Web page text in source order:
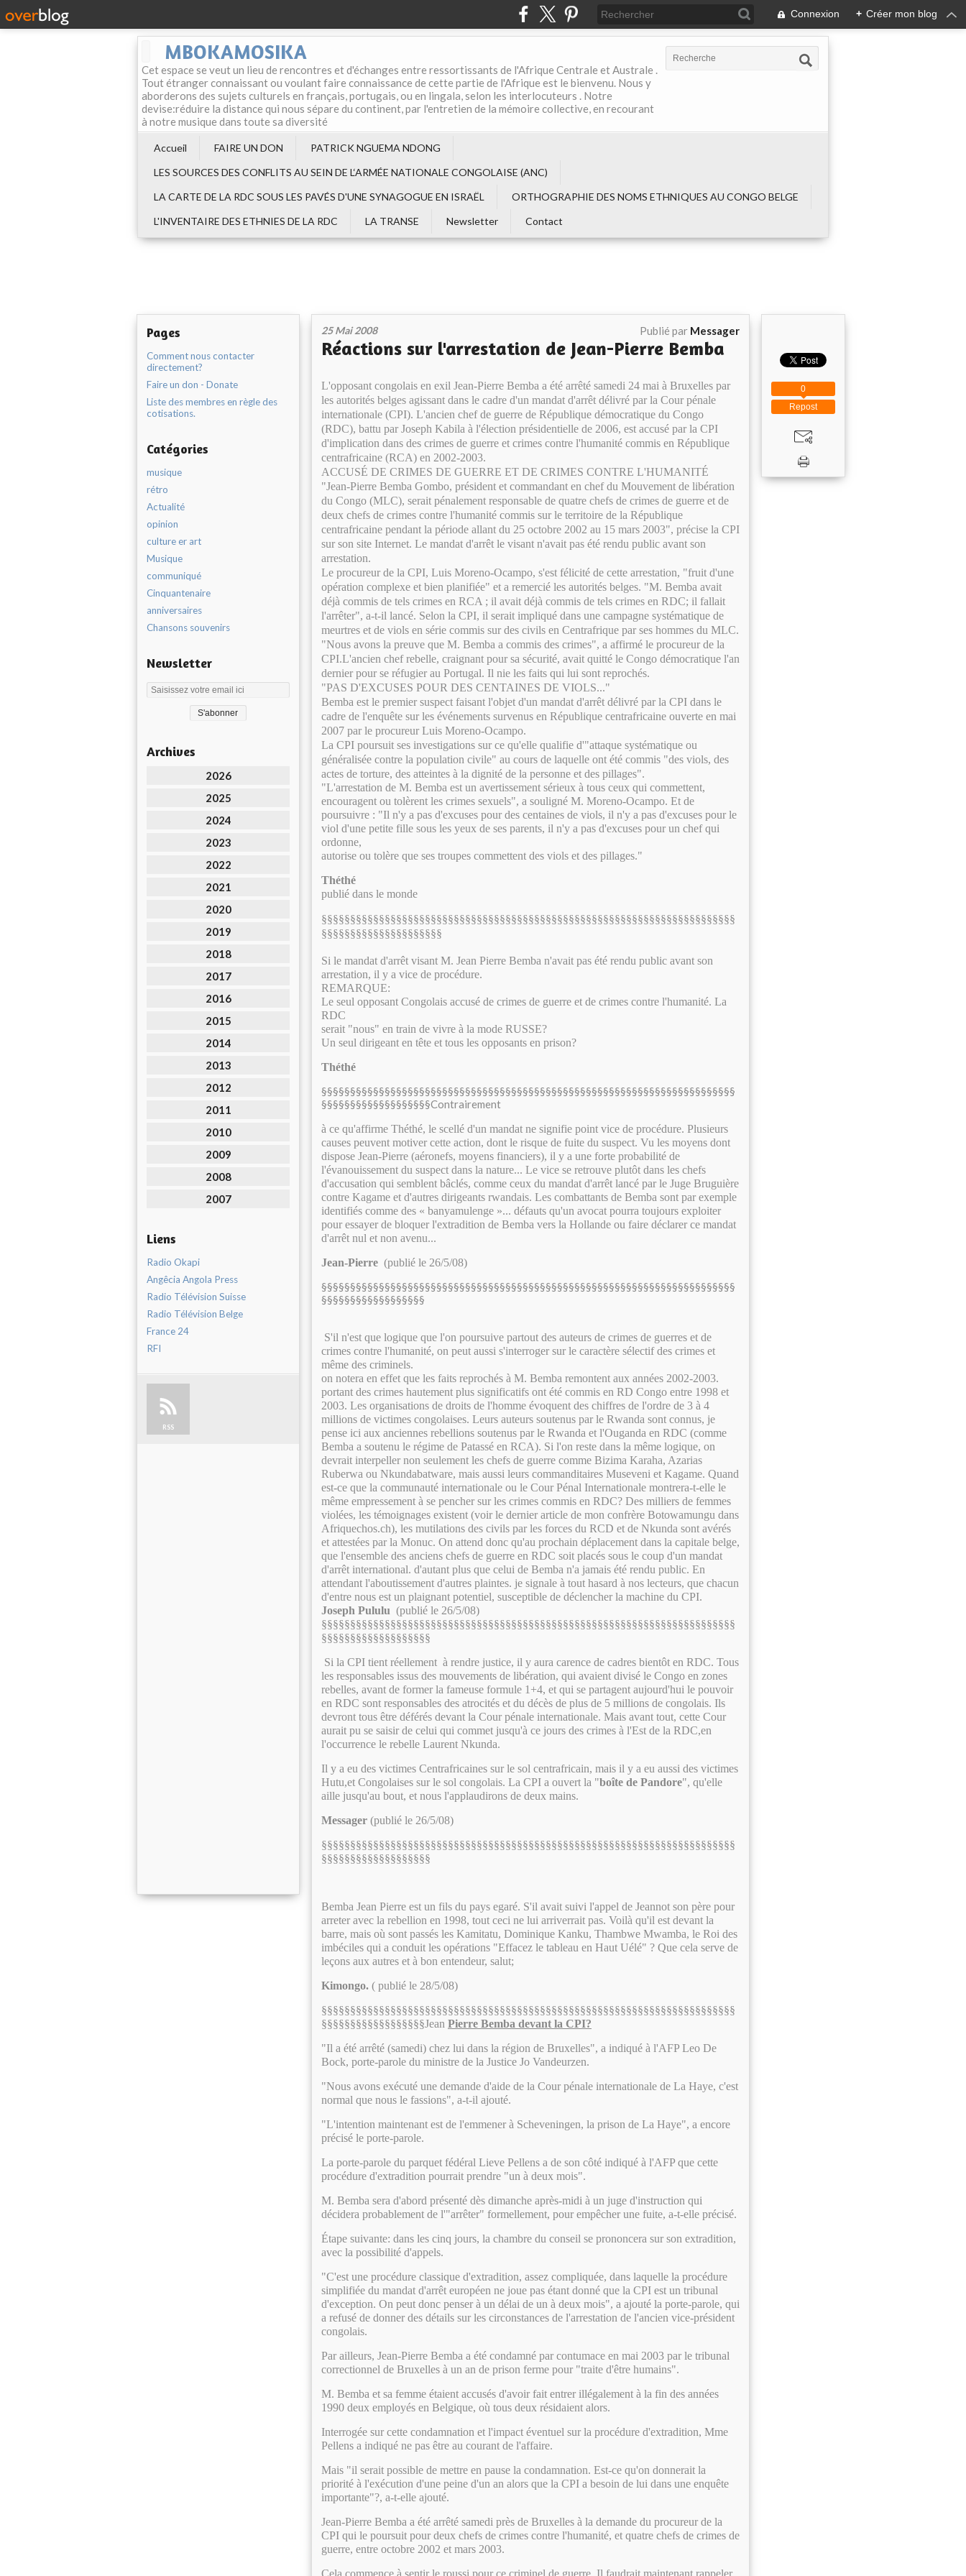
Connexion + Créer mon blog
MBOKAMOSIKA
Cet espace se veut un lieu de rencontres et d'échanges entre ressortissants de l'Afrique Centrale et Australe .
Tout étranger connaissant ou voulant faire connaissance de cette partie de l'Afrique est le bienvenu. Nous y
aborderons des sujets culturels en français, portugais, ou en lingala, selon les interlocuteurs . Notre
devise:réduire la distance qui nous sépare du continent, par l'entretien de la mémoire collective, en recourant
à notre musique dans toute sa diversité
Accueil FAIRE UN DON
PATRICK NGUEMA NDONG
LES SOURCES DES CONFLITS AU SEIN DE L‘ARMÉE NATIONALE CONGOLAISE (ANC)
LA CARTE DE LA RDC SOUS LES PAVÉS D'UNE SYNAGOGUE EN ISRAËL
ORTHOGRAPHIE DES NOMS ETHNIQUES AU CONGO BELGE
L'INVENTAIRE DES ETHNIES DE LA RDC
LA TRANSE Newsletter Contact
Pages
Comment nous contacter
directement?
Faire un don - Donate
Liste des membres en règle des
cotisations.
Catégories
musique
rétro
Actualité
opinion
culture er art
Musique
communiqué
Cinquantenaire
anniversaires
Chansons souvenirs
Newsletter
Archives
2026
2025
2024
2023
2022
2021
2020
2019
2018
2017
2016
2015
2014
2013
2012
2011
2010
2009
2008
2007
Liens
Radio Okapi
Angêcia Angola Press
Radio Télévision Suisse
Radio Télévision Belge
France 24
RFI
RSS
25 Mai 2008 Publié par Messager
Réactions sur l'arrestation de Jean-Pierre Bemba
L'opposant congolais en exil Jean-Pierre Bemba a été arrêté samedi 24 mai à Bruxelles par
les autorités belges agissant dans le cadre d'un mandat d'arrêt délivré par la Cour pénale
internationale (CPI). L'ancien chef de guerre de République démocratique du Congo
(RDC), battu par Joseph Kabila à l'élection présidentielle de 2006, est accusé par la CPI
d'implication dans des crimes de guerre et crimes contre l'humanité commis en République
centrafricaine (RCA) en 2002-2003.
ACCUSÉ DE CRIMES DE GUERRE ET DE CRIMES CONTRE L'HUMANITÉ
"Jean-Pierre Bemba Gombo, président et commandant en chef du Mouvement de libération
du Congo (MLC), serait pénalement responsable de quatre chefs de crimes de guerre et de
deux chefs de crimes contre l'humanité commis sur le territoire de la République
centrafricaine pendant la période allant du 25 octobre 2002 au 15 mars 2003", précise la CPI
sur son site Internet. Le mandat d'arrêt le visant n'avait pas été rendu public avant son
arrestation.
Le procureur de la CPI, Luis Moreno-Ocampo, s'est félicité de cette arrestation, "fruit d'une
opération complexe et bien planifiée" et a remercié les autorités belges. "M. Bemba avait
déjà commis de tels crimes en RCA ; il avait déjà commis de tels crimes en RDC; il fallait
l'arrêter", a-t-il lancé. Selon la CPI, il serait impliqué dans une campagne systématique de
meurtres et de viols en série commis sur des civils en Centrafrique par ses hommes du MLC.
"Nous avons la preuve que M. Bemba a commis des crimes", a affirmé le procureur de la
CPI.L'ancien chef rebelle, craignant pour sa sécurité, avait quitté le Congo démocratique l'an
dernier pour se réfugier au Portugal. Il nie les faits qui lui sont reprochés.
"PAS D'EXCUSES POUR DES CENTAINES DE VIOLS..."
Bemba est le premier suspect faisant l'objet d'un mandat d'arrêt délivré par la CPI dans le
cadre de l'enquête sur les événements survenus en République centrafricaine ouverte en mai
2007 par le procureur Luis Moreno-Ocampo.
La CPI poursuit ses investigations sur ce qu'elle qualifie d'"attaque systématique ou
généralisée contre la population civile" au cours de laquelle ont été commis "des viols, des
actes de torture, des atteintes à la dignité de la personne et des pillages".
"L'arrestation de M. Bemba est un avertissement sérieux à tous ceux qui commettent,
encouragent ou tolèrent les crimes sexuels", a souligné M. Moreno-Ocampo. Et de
poursuivre : "Il n'y a pas d'excuses pour des centaines de viols, il n'y a pas d'excuses pour le
viol d'une petite fille sous les yeux de ses parents, il n'y a pas d'excuses pour un chef qui
ordonne,
autorise ou tolère que ses troupes commettent des viols et des pillages."
Théthé
publié dans le monde
§§§§§§§§§§§§§§§§§§§§§§§§§§§§§§§§§§§§§§§§§§§§§§§§§§§§§§§§§§§§§§§§§§§§§§§§
§§§§§§§§§§§§§§§§§§§§§
Si le mandat d'arrêt visant M. Jean Pierre Bemba n'avait pas été rendu public avant son
arrestation, il y a vice de procédure.
REMARQUE:
Le seul opposant Congolais accusé de crimes de guerre et de crimes contre l'humanité. La
RDC
serait "nous" en train de vivre à la mode RUSSE?
Un seul dirigeant en tête et tous les opposants en prison?
Théthé
§§§§§§§§§§§§§§§§§§§§§§§§§§§§§§§§§§§§§§§§§§§§§§§§§§§§§§§§§§§§§§§§§§§§§§§§
§§§§§§§§§§§§§§§§§§§Contrairement
à ce qu'affirme Théthé, le scellé d'un mandat ne signifie point vice de procédure. Plusieurs
causes peuvent motiver cette action, dont le risque de fuite du suspect. Vu les moyens dont
dispose Jean-Pierre (aéronefs, moyens financiers), il y a une forte probabilité de
l'évanouissement du suspect dans la nature... Le vice se retrouve plutôt dans les chefs
d'accusation qui semblent bâclés, comme ceux du mandat d'arrêt lancé par le Juge Bruguière
contre Kagame et d'autres dirigeants rwandais. Les combattants de Bemba sont par exemple
identifiés comme des « banyamulenge »... défauts qu'un avocat pourra toujours exploiter
pour essayer de bloquer l'extradition de Bemba vers la Hollande ou faire déclarer ce mandat
d'arrêt nul et non avenu...
Jean-Pierre (publié le 26/5/08)
§§§§§§§§§§§§§§§§§§§§§§§§§§§§§§§§§§§§§§§§§§§§§§§§§§§§§§§§§§§§§§§§§§§§§§§§
§§§§§§§§§§§§§§§§§§
S'il n'est que logique que l'on poursuive partout des auteurs de crimes de guerres et de
crimes contre l'humanité, on peut aussi s'interroger sur le caractère sélectif des crimes et
même des criminels.
on notera en effet que les faits reprochés à M. Bemba remontent aux années 2002-2003.
portant des crimes hautement plus significatifs ont été commis en RD Congo entre 1998 et
2003. Les organisations de droits de l'homme évoquent des chiffres de l'ordre de 3 à 4
millions de victimes congolaises. Leurs auteurs soutenus par le Rwanda sont connus, je
pense ici aux anciennes rebellions soutenus par le Rwanda et l'Ouganda en RDC (comme
Bemba a soutenu le régime de Patassé en RCA). Si l'on reste dans la même logique, on
devrait interpeller non seulement les chefs de guerre comme Bizima Karaha, Azarias
Ruberwa ou Nkundabatware, mais aussi leurs commanditaires Museveni et Kagame. Quand
est-ce que la communauté internationale ou le Cour Pénal Internationale montrera-t-elle le
même empressement à se pencher sur les crimes commis en RDC? Des milliers de femmes
violées, les témoignages existent (voir le dernier article de mon confrère Botowamungu dans
Afriquechos.ch), les mutilations des civils par les forces du RCD et de Nkunda sont avérés
et attestées par la Monuc. On attend donc qu'au prochain déplacement dans la capitale belge,
que l'ensemble des anciens chefs de guerre en RDC soit placés sous le coup d'un mandat
d'arrêt international. d'autant plus que celui de Bemba n'a jamais été rendu public. En
attendant l'aboutissement d'autres plaintes. je signale à tout hasard à nos lecteurs, que chacun
d'entre nous est un plaignant potentiel, susceptible de déclencher la machine du CPI.
Joseph Pululu (publié le 26/5/08)
§§§§§§§§§§§§§§§§§§§§§§§§§§§§§§§§§§§§§§§§§§§§§§§§§§§§§§§§§§§§§§§§§§§§§§§§
§§§§§§§§§§§§§§§§§§§
Si la CPI tient réellement à rendre justice, il y aura carence de cadres bientôt en RDC. Tous
les responsables issus des mouvements de libération, qui avaient divisé le Congo en zones
rebelles, avant de former la fameuse formule 1+4, et qui se partagent aujourd'hui le pouvoir
en RDC sont responsables des atrocités et du décès de plus de 5 millions de congolais. Ils
devront tous être déférés devant la Cour pénale internationale. Mais avant tout, cette Cour
aurait pu se saisir de celui qui commet jusqu'à ce jours des crimes à l'Est de la RDC,en
l'occurrence le rebelle Laurent Nkunda.
Il y a eu des victimes Centrafricaines sur le sol centrafricain, mais il y a eu aussi des victimes
Hutu,et Congolaises sur le sol congolais. La CPI a ouvert la "boîte de Pandore", qu'elle
aille jusqu'au bout, et nous l'applaudirons de deux mains.
Messager (publié le 26/5/08)
§§§§§§§§§§§§§§§§§§§§§§§§§§§§§§§§§§§§§§§§§§§§§§§§§§§§§§§§§§§§§§§§§§§§§§§§
§§§§§§§§§§§§§§§§§§§
Bemba Jean Pierre est un fils du pays egaré. S'il avait suivi l'appel de Jeannot son père pour
arreter avec la rebellion en 1998, tout ceci ne lui arriverrait pas. Voilà qu'il est devant la
barre, mais où sont passés les Kamitatu, Dominique Kanku, Thambwe Mwamba, le Roi des
imbéciles qui a conduit les opérations "Effacez le tableau en Haut Uélé" ? Que cela serve de
leçons aux autres et à bon entendeur, salut;
Kimongo. ( publié le 28/5/08)
§§§§§§§§§§§§§§§§§§§§§§§§§§§§§§§§§§§§§§§§§§§§§§§§§§§§§§§§§§§§§§§§§§§§§§§§
§§§§§§§§§§§§§§§§§§Jean Pierre Bemba devant la CPI?
"Il a été arrêté (samedi) chez lui dans la région de Bruxelles", a indiqué à l'AFP Leo De
Bock, porte-parole du ministre de la Justice Jo Vandeurzen.
"Nous avons exécuté une demande d'aide de la Cour pénale internationale de La Haye, c'est
normal que nous le fassions", a-t-il ajouté.
"L'intention maintenant est de l'emmener à Scheveningen, la prison de La Haye", a encore
précisé le porte-parole.
La porte-parole du parquet fédéral Lieve Pellens a de son côté indiqué à l'AFP que cette
procédure d'extradition pourrait prendre "un à deux mois".
M. Bemba sera d'abord présenté dès dimanche après-midi à un juge d'instruction qui
décidera probablement de l'"arrêter" formellement, pour empêcher une fuite, a-t-elle précisé.
Étape suivante: dans les cinq jours, la chambre du conseil se prononcera sur son extradition,
avec la possibilité d'appels.
"C'est une procédure classique d'extradition, assez compliquée, dans laquelle la procédure
simplifiée du mandat d'arrêt européen ne joue pas étant donné que la CPI est un tribunal
d'exception. On peut donc penser à un délai de un à deux mois", a ajouté la porte-parole, qui
a refusé de donner des détails sur les circonstances de l'arrestation de l'ancien vice-président
congolais.
Par ailleurs, Jean-Pierre Bemba a été condamné par contumace en mai 2003 par le tribunal
correctionnel de Bruxelles à un an de prison ferme pour "traite d'être humains".
M. Bemba et sa femme étaient accusés d'avoir fait entrer illégalement à la fin des années
1990 deux employés en Belgique, où tous deux résidaient alors.
Interrogée sur cette condamnation et l'impact éventuel sur la procédure d'extradition, Mme
Pellens a indiqué ne pas être au courant de l'affaire.
Mais "il serait possible de mettre en pause la condamnation. Est-ce qu'on donnerait la
priorité à l'exécution d'une peine d'un an alors que la CPI a besoin de lui dans une enquête
importante"?, a-t-elle ajouté.
Jean-Pierre Bemba a été arrêté samedi près de Bruxelles à la demande du procureur de la
CPI qui le poursuit pour deux chefs de crimes contre l'humanité, et quatre chefs de crimes de
guerre, entre octobre 2002 et mars 2003.
Cela commence à sentir le roussi pour ce criminel de guerre. Il faudrait maintenant rappeler
Repost
0